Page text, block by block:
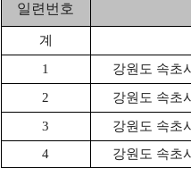
일련번호
계
1
강원도 속초
2
강원도 속초
3
강원도 속초
4
강원도 속초